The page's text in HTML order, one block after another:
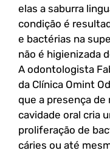
elas a saburra
condição é
e bactérias na
não é higienizada
A odontologista
da Clínica Omint
que a presença
cavidade oral cria
proliferação de
cáries ou até